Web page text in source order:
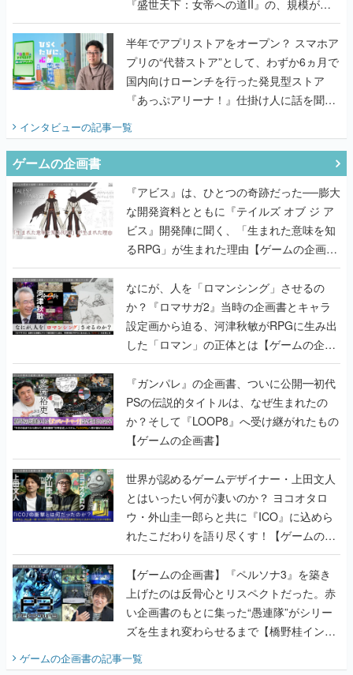
『盛世天下：女帝への道II』の、規模が違
うこだわりをプロデューサーに聞いた
半年でアプリストアをオープン？ スマホア
プリの“代替ストア”として、わずか6ヵ月で
国内向けローンチを行った発見型ストア
『あっぷアリーナ！』仕掛け人に話を聞い
インタビューの記事一覧
ゲームの企画書
『アビス』は、ひとつの奇跡だった──膨大
な開発資料とともに『テイルズ オブ ジ ア
ビス』開発陣に聞く、「生まれた意味を知
るRPG」が生まれた理由【ゲームの企画
書】
なにが、人を「ロマンシング」させるの
か？『ロマサガ2』当時の企画書とキャラ
設定画から迫る、河津秋敏がRPGに生み出
した「ロマン」の正体とは【ゲームの企画
書】
『ガンパレ』の企画書、ついに公開━初代
PSの伝説的タイトルは、なぜ生まれたの
か？そして『LOOP8』へ受け継がれたもの
【ゲームの企画書】
世界が認めるゲームデザイナー・上田文人
とはいったい何が凄いのか？ ヨコオタロ
ウ・外山圭一郎らと共に『ICO』に込めら
れたこだわりを語り尽くす！【ゲームの企
画書】
【ゲームの企画書】『ペルソナ3』を築き
上げたのは反骨心とリスペクトだった。赤
い企画書のもとに集った“愚連隊”がシリー
ズを生まれ変わらせるまで【橋野桂インタ
ゲームの企画書の記事一覧